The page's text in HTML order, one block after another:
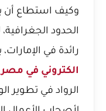
وكيف استطاع أن
الحدود
رائدة في
الكتروني في
الرواد في تطوير